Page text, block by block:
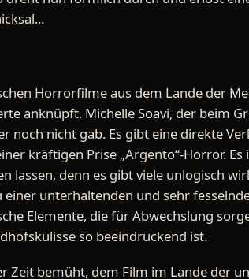
Horrorfilme aus dem Lande der
anknüpft. Michelle Soavi, der beim
noch nicht gab. Es gibt eine direkte
kräftigen Prise „Argento“-Horror. Es
lassen, denn es gibt viele unlogisch
unterhaltenden und sehr
Elemente, die für Abwechslung
so beeindruckend ist.
Zeit bemüht, dem Film im Lande der